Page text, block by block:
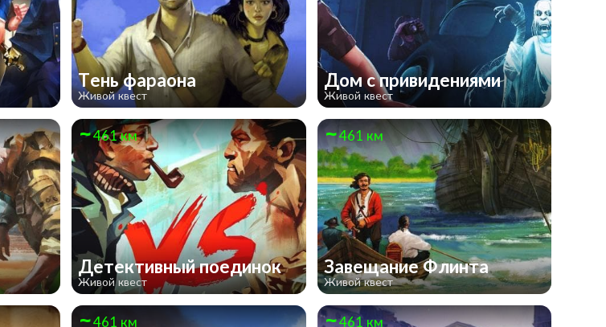
Тень фараона
Живой квест
Дом с привидениями
Живой квест
461 км
Детективный поединок
Живой квест
461 км
Завещание Флинта
Живой квест
461 км 461 км